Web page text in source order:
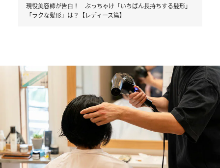
現役美容師が告白！ ぶっちゃけ「いちばん長持ちする髪形」
「ラクな髪形」は？【レディース篇】